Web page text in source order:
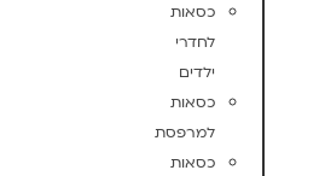
כסאות
לחדרי
ילדים
כסאות
למרפסת
כסאות